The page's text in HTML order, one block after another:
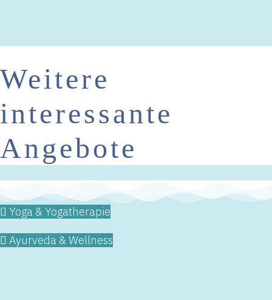
Weitere
interessante
Angebote
Yoga & Yogatherapie
Ayurveda & Wellness